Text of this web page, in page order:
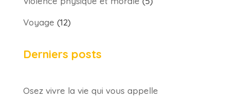
Voyage (12)
Derniers posts
Osez vivre la vie qui vous appelle